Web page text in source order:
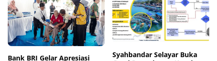
‎Bank BRI Gelar Apresiasi
Syahbandar Selayar Buka